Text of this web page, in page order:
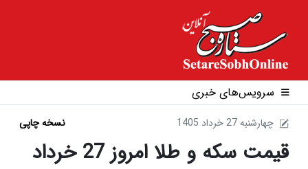
سرویس‌های خبری
1405 چهارشنبه 27 خرداد نسخه چاپی
قیمت سکه و طلا امروز 27 خرداد